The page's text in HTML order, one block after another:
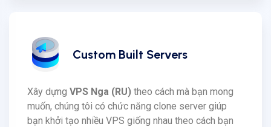
Custom Built Servers
Xây dựng VPS Nga (RU) theo cách mà bạn mong
muốn, chúng tôi có chức năng clone server giúp
bạn khởi tạo nhiều VPS giống nhau theo cách bạn